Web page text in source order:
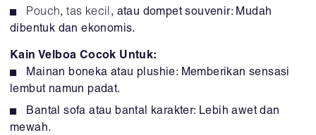
Pouch,tas kecil, atau dompet souvenir: Mudah
dibentuk dan ekonomis.
Kain Velboa Cocok Untuk:
Mainan boneka atau plushie: Memberikan sensasi
lembut namun padat.
Bantal sofa atau bantal karakter: Lebih awet dan
mewah.